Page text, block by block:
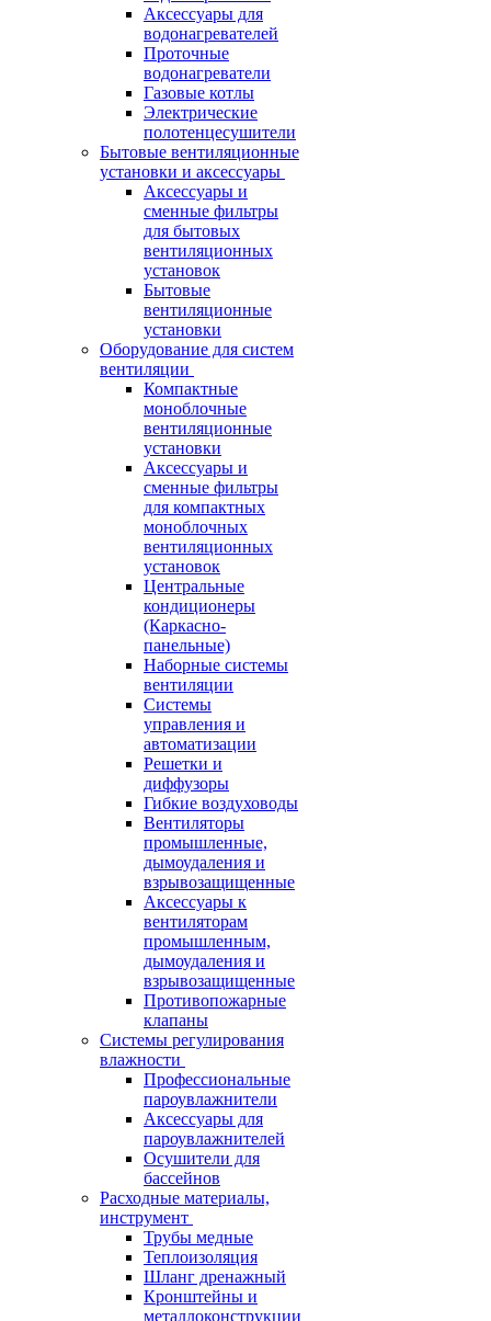
Аксессуары для
водонагревателей
Проточные
водонагреватели
Газовые котлы
Электрические
полотенцесушители
Бытовые вентиляционные
установки и аксессуары
Аксессуары и
сменные фильтры
для бытовых
вентиляционных
установок
Бытовые
вентиляционные
установки
Оборудование для систем
вентиляции
Компактные
моноблочные
вентиляционные
установки
Аксессуары и
сменные фильтры
для компактных
моноблочных
вентиляционных
установок
Центральные
кондиционеры
(Каркасно-
панельные)
Наборные системы
вентиляции
Системы
управления и
автоматизации
Решетки и
диффузоры
Гибкие воздуховоды
Вентиляторы
промышленные,
дымоудаления и
взрывозащищенные
Аксессуары к
вентиляторам
промышленным,
дымоудаления и
взрывозащищенные
Противопожарные
клапаны
Системы регулирования
влажности
Профессиональные
пароувлажнители
Аксессуары для
пароувлажнителей
Осушители для
бассейнов
Расходные материалы,
инструмент
Трубы медные
Теплоизоляция
Шланг дренажный
Кронштейны и
металлоконструкции